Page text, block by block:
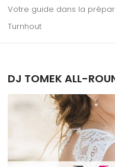
Votre guide dans la
Turnhout
DJ TOMEK ALL-